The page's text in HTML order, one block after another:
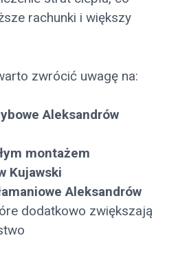
rachunki i większy
zwrócić uwagę na:
Aleksandrów
montażem
Kujawski
Aleksandrów
dodatkowo zwiększają